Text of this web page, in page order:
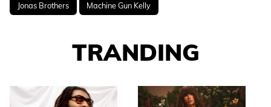
Jonas Brothers Machine Gun Kelly
TRANDING